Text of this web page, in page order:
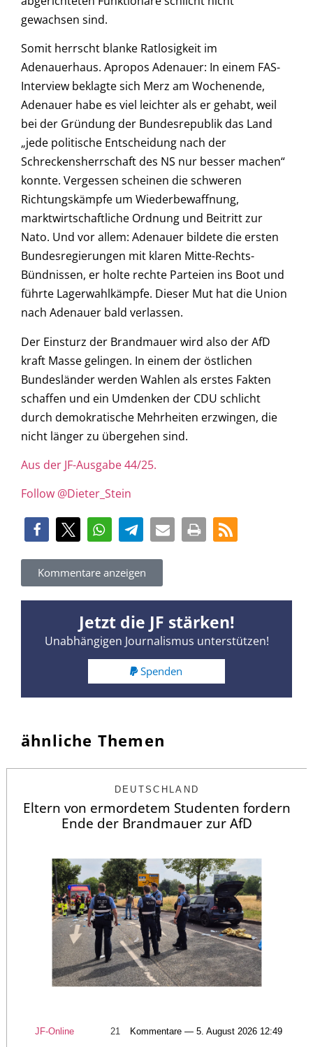
gewachsen sind.
Somit herrscht blanke Ratlosigkeit im
Adenauerhaus. Apropos Adenauer: In einem FAS-
Interview beklagte sich Merz am Wochenende,
Adenauer habe es viel leichter als er gehabt, weil
bei der Gründung der Bundesrepublik das Land
„jede politische Entscheidung nach der
Schreckensherrschaft des NS nur besser machen“
konnte. Vergessen scheinen die schweren
Richtungskämpfe um Wiederbewaffnung,
marktwirtschaftliche Ordnung und Beitritt zur
Nato. Und vor allem: Adenauer bildete die ersten
Bundesregierungen mit klaren Mitte-Rechts-
Bündnissen, er holte rechte Parteien ins Boot und
führte Lagerwahlkämpfe. Dieser Mut hat die Union
nach Adenauer bald verlassen.
Der Einsturz der Brandmauer wird also der AfD
kraft Masse gelingen. In einem der östlichen
Bundesländer werden Wahlen als erstes Fakten
schaffen und ein Umdenken der CDU schlicht
durch demokratische Mehrheiten erzwingen, die
nicht länger zu übergehen sind.
Aus der JF-Ausgabe 44/25.
Follow @Dieter_Stein
Kommentare anzeigen
Jetzt die JF stärken!
Unabhängigen Journalismus unterstützen!
Spenden
ähnliche Themen
DEUTSCHLAND
Eltern von ermordetem Studenten fordern
Ende der Brandmauer zur AfD
JF-Online 21 Kommentare — 5. August 2026 12:49